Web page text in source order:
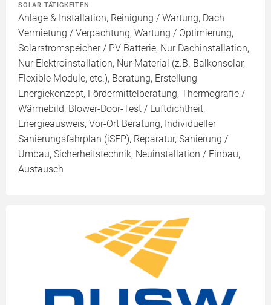
SOLAR TÄTIGKEITEN
Anlage & Installation, Reinigung / Wartung, Dach
Vermietung / Verpachtung, Wartung / Optimierung,
Solarstromspeicher / PV Batterie, Nur Dachinstallation,
Nur Elektroinstallation, Nur Material (z.B. Balkonsolar,
Flexible Module, etc.), Beratung, Erstellung
Energiekonzept, Fördermittelberatung, Thermografie /
Wärmebild, Blower-Door-Test / Luftdichtheit,
Energieausweis, Vor-Ort Beratung, Individueller
Sanierungsfahrplan (iSFP), Reparatur, Sanierung /
Umbau, Sicherheitstechnik, Neuinstallation / Einbau,
Austausch